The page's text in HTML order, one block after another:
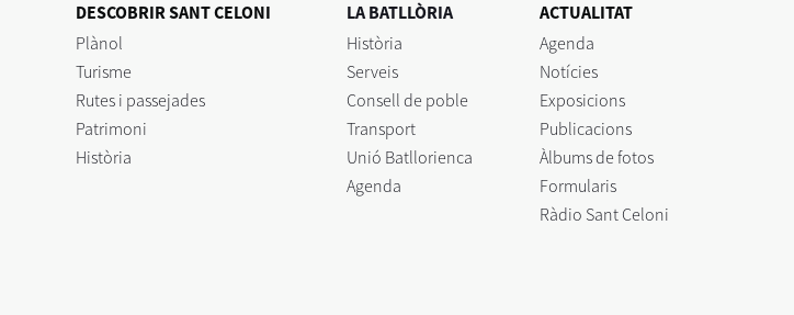
DESCOBRIR SANT CELONI
Plànol
Turisme
Rutes i passejades
Patrimoni
Història
LA BATLLÒRIA
Història
Serveis
Consell de poble
Transport
Unió Batllorienca
Agenda
ACTUALITAT
Agenda
Notícies
Exposicions
Publicacions
Àlbums de fotos
Formularis
Ràdio Sant Celoni